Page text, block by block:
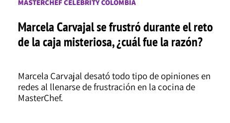
MASTERCHEF CELEBRITY COLOMBIA
Marcela Carvajal se frustró durante el reto
de la caja misteriosa, ¿cuál fue la razón?
Marcela Carvajal desató todo tipo de opiniones en
redes al llenarse de frustración en la cocina de
MasterChef.